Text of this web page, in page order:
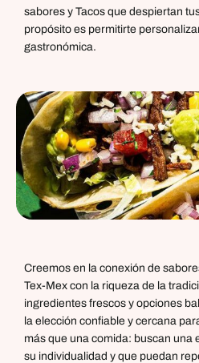
sabores y Tacos que despiertan
propósito es permitirte
gastronómica.
Creemos en la conexión de
Tex-Mex con la riqueza de la
ingredientes frescos y opciones
la elección confiable y cercana
más que una comida: buscan una
su individualidad y que puedan